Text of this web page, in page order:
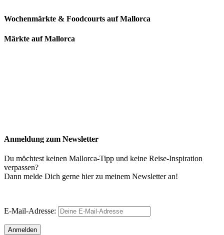
Wochenmärkte & Foodcourts auf Mallorca
Märkte auf Mallorca
Anmeldung zum Newsletter
Du möchtest keinen Mallorca-Tipp und keine Reise-Inspiration
verpassen?
Dann melde Dich gerne hier zu meinem Newsletter an!
E-Mail-Adresse: